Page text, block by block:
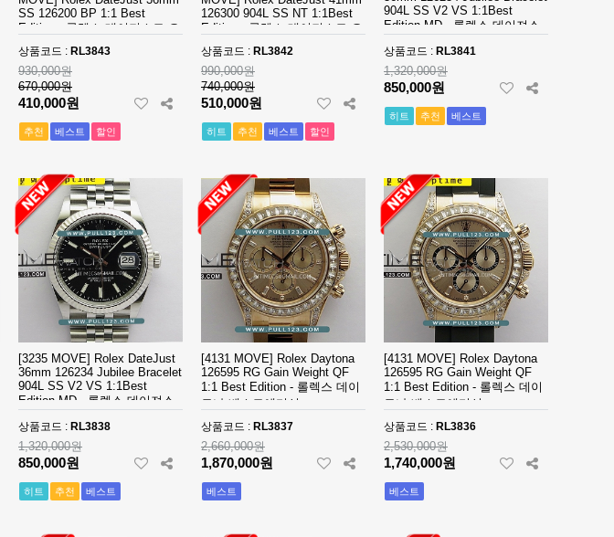
SS 126200 BP 1:1 Best
Edition - 롤렉스 데이져스트 오
토매틱 베스트에디션
상품코드 : RL3843
930,000원
670,000원
410,000원
추천 베스트 할인
126300 904L SS NT 1:1Best
Edition - 롤렉스 데이져스트 오
토매틱 베스트에디션
상품코드 : RL3842
990,000원
740,000원
510,000원
히트 추천 베스트 할인
904L SS V2 VS 1:1Best
Edition MD - 롤렉스 데이져스
레이슬릿 베스트에디션
상품코드 : RL3841
1,320,000원
850,000원
히트 추천 베스트
[3235 MOVE] Rolex DateJust
36mm 126234 Jubilee Bracelet
904L SS V2 VS 1:1Best
Edition MD - 롤렉스 데이져스
릿 베스트에디션
상품코드 : RL3838
1,320,000원
850,000원
히트 추천 베스트
[4131 MOVE] Rolex Daytona
126595 RG Gain Weight QF
1:1 Best Edition - 롤렉스 데이
토나 베스트에디션
상품코드 : RL3837
2,660,000원
1,870,000원
베스트
[4131 MOVE] Rolex Daytona
126595 RG Gain Weight QF
1:1 Best Edition - 롤렉스 데이
토나 베스트에디션
상품코드 : RL3836
2,530,000원
1,740,000원
베스트